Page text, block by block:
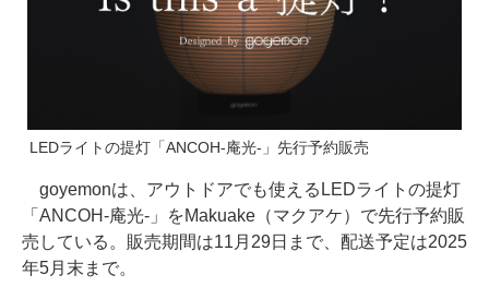
LEDライトの提灯「ANCOH-庵光-」先行予約販売
goyemonは、アウトドアでも使えるLEDライトの提灯
「ANCOH-庵光-」をMakuake（マクアケ）で先行予約販
売している。販売期間は11月29日まで、配送予定は2025
年5月末まで。